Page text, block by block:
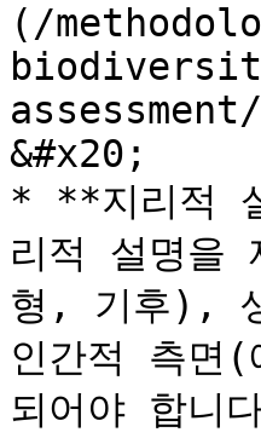
(/
&#x20;
* **지리적
리적 설명을
형, 기후),
인간적 측면
되어야 합니